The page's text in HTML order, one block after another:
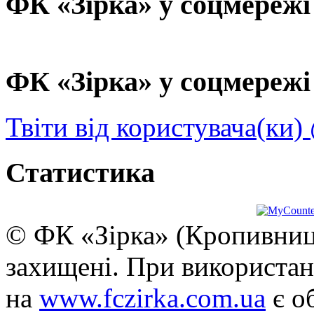
ФК «Зірка» у
Твіти від
Статистика
© ФК «Зірка»
захищені. При
на www.fczirka.com.ua є